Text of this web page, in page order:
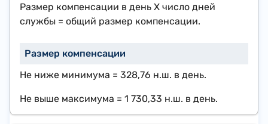
Размер компенсации в день Х число дней
службы = общий размер компенсации.
​Не ниже минимума = 328,76 н.ш. в день.
Не выше максимума = 1 730,33 н.ш. в день.